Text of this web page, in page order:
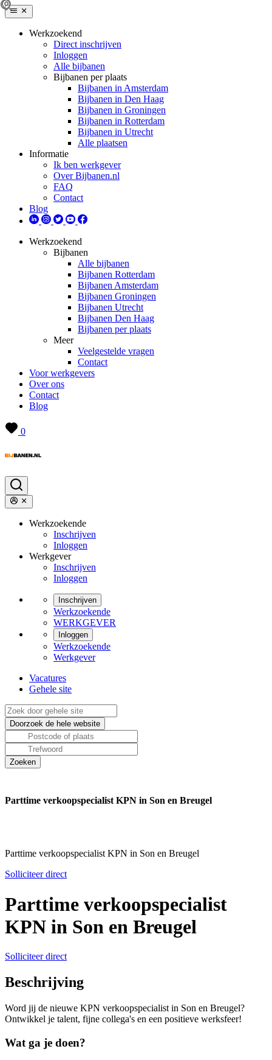
Werkzoekend
Direct inschrijven
Inloggen
Alle bijbanen
Bijbanen per plaats
Bijbanen in Amsterdam
Bijbanen in Den Haag
Bijbanen in Groningen
Bijbanen in Rotterdam
Bijbanen in Utrecht
Alle plaatsen
Informatie
Ik ben werkgever
Over Bijbanen.nl
FAQ
Contact
Blog
Werkzoekend
Bijbanen
Alle bijbanen
Bijbanen Rotterdam
Bijbanen Amsterdam
Bijbanen Groningen
Bijbanen Utrecht
Bijbanen Den Haag
Bijbanen per plaats
Meer
Veelgestelde vragen
Contact
Voor werkgevers
Over ons
Contact
Blog
0
Werkzoekende
Inschrijven
Inloggen
Werkgever
Inschrijven
Inloggen
Inschrijven
Werkzoekende
WERKGEVER
Inloggen
Werkzoekende
Werkgever
Vacatures
Gehele site
Parttime verkoopspecialist KPN in Son en Breugel
Parttime verkoopspecialist KPN in Son en Breugel
Solliciteer direct
Parttime verkoopspecialist
KPN in Son en Breugel
Solliciteer direct
Beschrijving
Word jij de nieuwe KPN verkoopspecialist in Son en Breugel?
Ontwikkel je talent, fijne collega's en een positieve werksfeer!
Wat ga je doen?